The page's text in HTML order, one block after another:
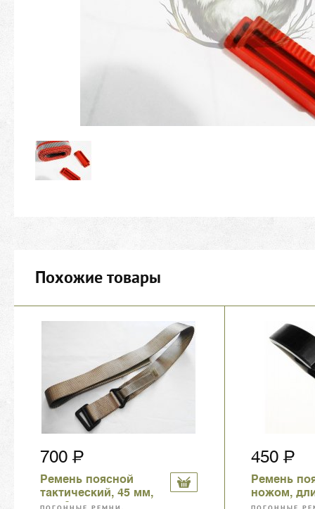
Похожие товары
700
Ремень поясной
тактический, 45 мм,
до 50 размера, цвет
450
Ремень
ножом,
см